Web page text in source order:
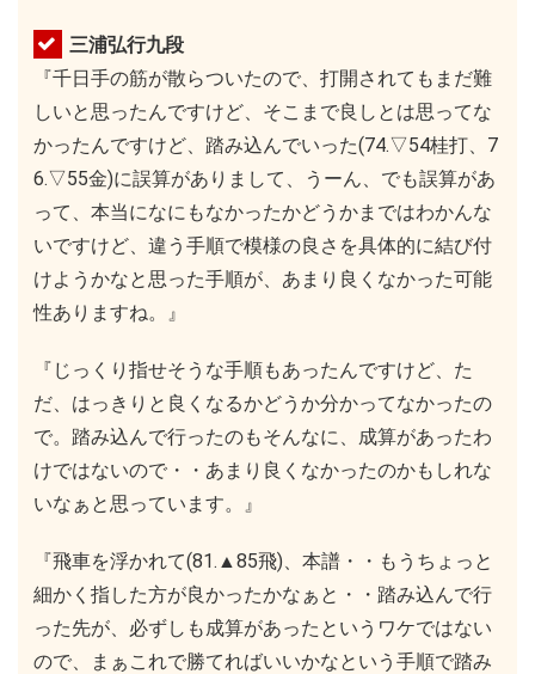
三浦弘行九段
『千日手の筋が散らついたので、打開されてもまだ難
しいと思ったんですけど、そこまで良しとは思ってな
かったんですけど、踏み込んでいった(74.▽54桂打、7
6.▽55金)に誤算がありまして、うーん、でも誤算があ
って、本当になにもなかったかどうかまではわかんな
いですけど、違う手順で模様の良さを具体的に結び付
けようかなと思った手順が、あまり良くなかった可能
性ありますね。』
『じっくり指せそうな手順もあったんですけど、た
だ、はっきりと良くなるかどうか分かってなかったの
で。踏み込んで行ったのもそんなに、成算があったわ
けではないので・・あまり良くなかったのかもしれな
いなぁと思っています。』
『飛車を浮かれて(81.▲85飛)、本譜・・もうちょっと
細かく指した方が良かったかなぁと・・踏み込んで行
った先が、必ずしも成算があったというワケではない
ので、まぁこれで勝てればいいかなという手順で踏み